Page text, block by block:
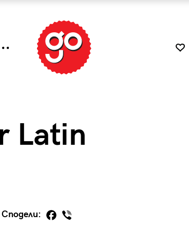
Latin
Сподели:Tender is the Wine – Какво